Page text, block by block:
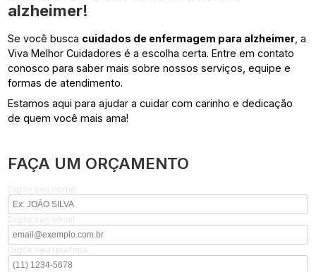
alzheimer!
Se você busca cuidados de enfermagem para alzheimer , a
Viva Melhor Cuidadores é a escolha certa. Entre em contato
conosco para saber mais sobre nossos serviços, equipe e
formas de atendimento.
Estamos aqui para ajudar a cuidar com carinho e dedicação
de quem você mais ama!
FAÇA UM ORÇAMENTO